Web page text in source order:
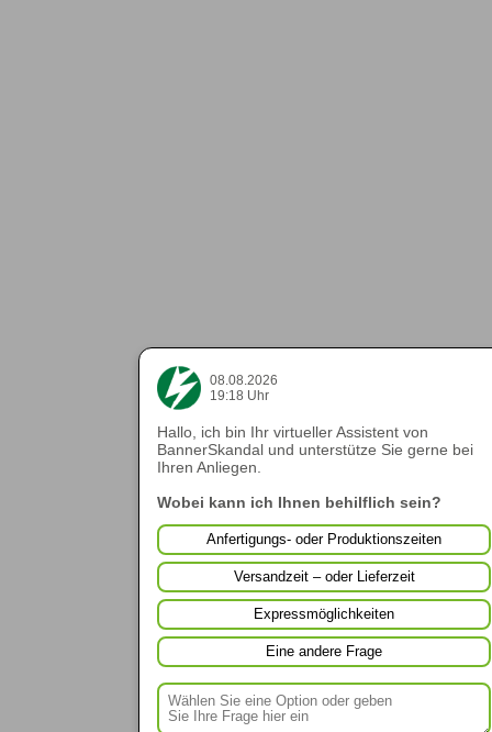
08.08.2026
19:18 Uhr
Hallo, ich bin Ihr virtueller Assistent von
BannerSkandal und unterstütze Sie gerne bei
Ihren Anliegen.
Wobei kann ich Ihnen behilflich sein?
Anfertigungs- oder Produktionszeiten
Versandzeit – oder Lieferzeit
Expressmöglichkeiten
Eine andere Frage